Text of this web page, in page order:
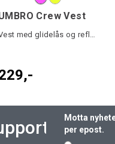
Crew Vest
Vest med glidelås og refleks
Motta
per epost.